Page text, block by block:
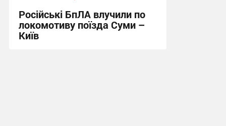
Російські БпЛА влучили по
локомотиву поїзда Суми –
Київ